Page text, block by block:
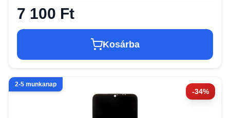
7 100 Ft
Kosárba
-34%
2-5 munkanap